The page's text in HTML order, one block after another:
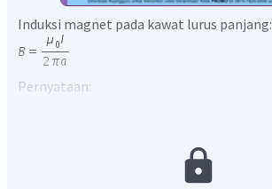
Induksi magnet pada kawat lurus panjang:
Pernyataan:
(benar)
Bergantung arah arus listrik